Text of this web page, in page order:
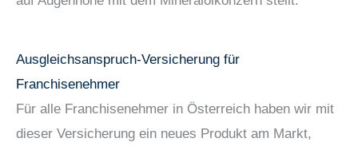
Ausgleichsanspruch-Versicherung für
Franchisenehmer
Für alle Franchisenehmer in Österreich haben wir mit
dieser Versicherung ein neues Produkt am Markt,